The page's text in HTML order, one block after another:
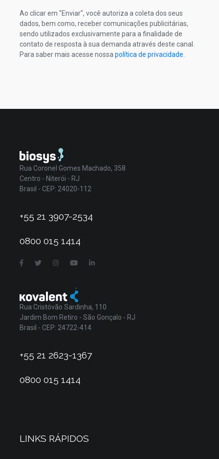
Ao clicar em "Enviar", você autoriza a coleta dos seus
dados, bem como, receber comunicações publicitárias,
sendo utilizados exclusivamente para a finalidade de
contato de resposta à sua demanda através deste canal.
Para saber mais acesse nossa política de privacidade
Rua Coronel Gomes Machado, 358
Centro - Niterói - RJ
Brasil - CEP: 24020-112
+55 21 3907-2534
0800 015 1414
Rua Cristóvão Sardinha, 110
Jardim Bom Retiro - São Gonçalo - RJ
Brasil - CEP: 24722-414
+55 21 2623-1367
0800 015 1414
LINKS RÁPIDOS